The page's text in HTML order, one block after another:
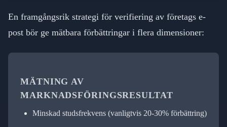
En framgångsrik strategi för verifiering av företags e-
post bör ge mätbara förbättringar i flera dimensioner:
MÄTNING AV
MARKNADSFÖRINGSRESULTAT
Minskad studsfrekvens (vanligtvis 20-30% förbättring)